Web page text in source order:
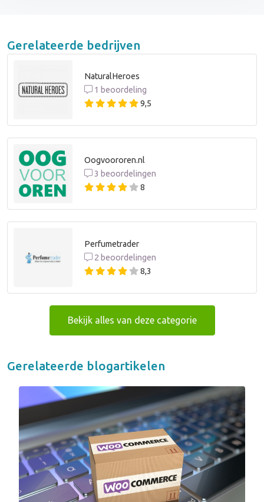
Gerelateerde bedrijven
NaturalHeroes
1 beoordeling
9,5
Oogvoororen.nl
3 beoordelingen
8
Perfumetrader
2 beoordelingen
8,3
Bekijk alles van deze categorie
Gerelateerde blogartikelen